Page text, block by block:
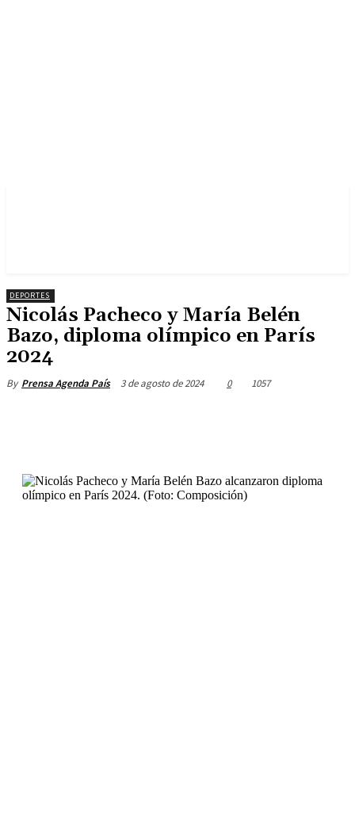
DEPORTES
Nicolás Pacheco y María Belén
Bazo, diploma olímpico en París
2024
By Prensa Agenda País 3 de agosto de 2024 0 1057